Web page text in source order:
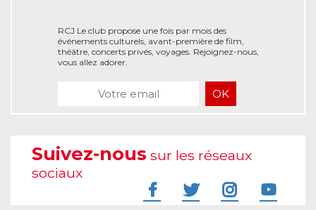
RCJ Le club propose une fois par mois des
événements culturels, avant-première de film,
théâtre, concerts privés, voyages. Rejoignez-nous,
vous allez adorer.
Suivez-nous sur les réseaux
sociaux